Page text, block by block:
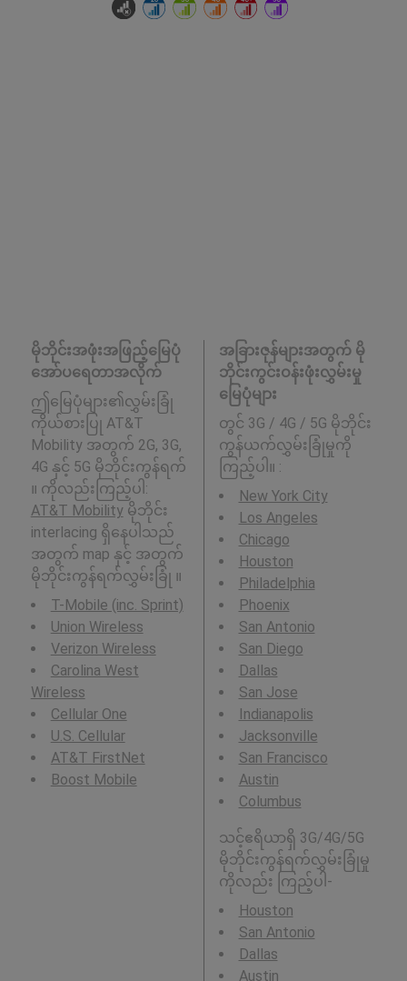
မိုဘိုင်းအဖုံးအဖြည့်မြေပုံ
အော်ပရေတာအလိုက်
ဤမြေပုံများ၏လွှမ်းခြုံ
ကိုယ်စားပြု AT&T
Mobility အတွက် 2G, 3G,
4G နှင့် 5G မိုဘိုင်းကွန်ရက်
။ ကိုလည်းကြည့်ပါ:
AT&T Mobilityမိုဘိုင်း
interlacing ရှိနေပါသည်
အတွက် map နှင့် အတွက်
မိုဘိုင်းကွန်ရက်လွှမ်းခြုံ ။
T-Mobile (inc. Sprint)
Union Wireless
Verizon Wireless
Carolina West
Wireless
Cellular One
U.S. Cellular
AT&T FirstNet
Boost Mobile
အခြားဇုန်များအတွက် မို
ဘိုင်းကွင်းဝန်းဖုံးလွှမ်းမှု
မြေပုံများ
တွင် 3G / 4G / 5G မိုဘိုင်း
ကွန်ယက်လွှမ်းခြုံမှုကို
ကြည့်ပါ။ :
New York City
Los Angeles
Chicago
Houston
Philadelphia
Phoenix
San Antonio
San Diego
Dallas
San Jose
Indianapolis
Jacksonville
San Francisco
Austin
Columbus
သင့်ဧရိယာရှိ 3G/4G/5G
မိုဘိုင်းကွန်ရက်လွှမ်းခြုံမှု
ကိုလည်း ကြည့်ပါ-
Houston
San Antonio
Dallas
Austin